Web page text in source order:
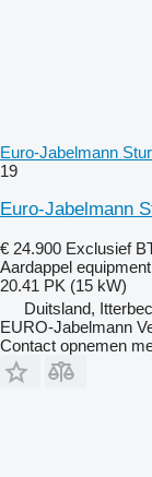
Euro-Jabelmann
19
Euro-Jabelmann
€ 24.900 Exclusief
Aardappel
20.41 PK (15 kW)
Duitsland,
EURO-Jabelmann
Contact opnemen